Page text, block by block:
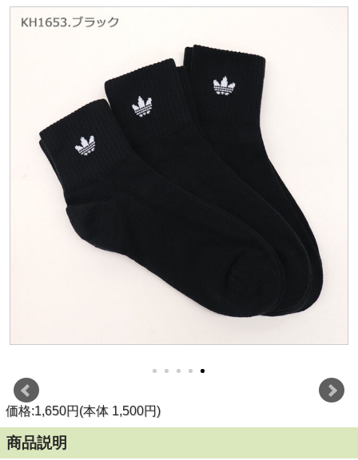
価格:1,650円(本体 1,500円)
商品説明